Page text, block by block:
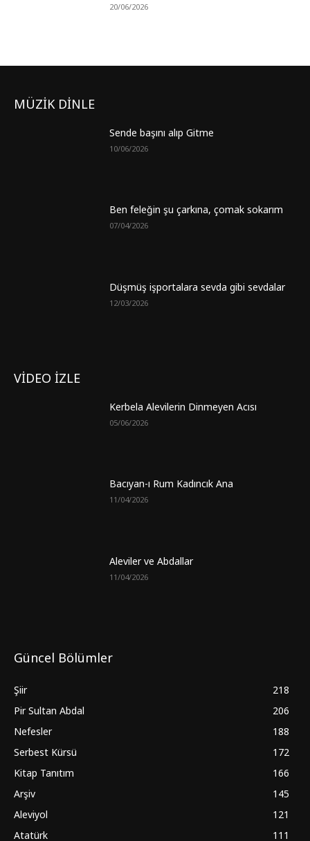
20/06/2026
MÜZİK DİNLE
Sende başını alıp Gitme
10/06/2026
Ben feleğin şu çarkına, çomak sokarım
07/04/2026
Düşmüş işportalara sevda gibi sevdalar
12/03/2026
VİDEO İZLE
Kerbela Alevilerin Dinmeyen Acısı
05/06/2026
Bacıyan-ı Rum Kadıncık Ana
11/04/2026
Aleviler ve Abdallar
11/04/2026
Güncel Bölümler
Şiir
218
Pir Sultan Abdal
206
Nefesler
188
Serbest Kürsü
172
Kitap Tanıtım
166
Arşiv
145
Aleviyol
121
Atatürk
111